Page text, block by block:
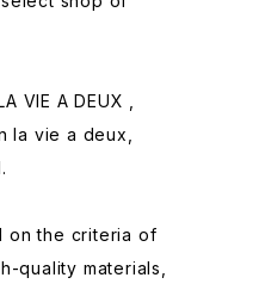
VIE A DEUX ,
la vie a deux,
on the criteria of
quality materials,